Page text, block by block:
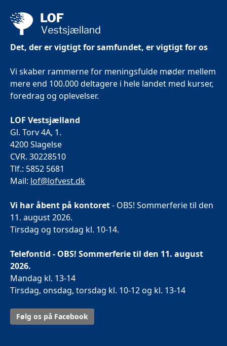
Det, der er vigtigt for samfundet, er vigtigt for os
Vi skaber rammerne for meningsfulde møder mellem
mere end 100.000 deltagere i hele landet med kurser,
foredrag og oplevelser.
LOF Vestsjælland
Gl. Torv 4A, 1.
4200 Slagelse
CVR. 30228510
Tlf.: 5852 5681
Mail: lof@lofvest.dk
Vi har åbent på kontoret- OBS! Sommerferie til den
11. august 2026.
Tirsdag og torsdag kl. 10-14.
Telefontid - OBS! Sommerferie til den 11. august
2026.
Mandag kl. 13-14
Tirsdag, onsdag, torsdag kl. 10-12 og kl. 13-14
Følg os på Facebook